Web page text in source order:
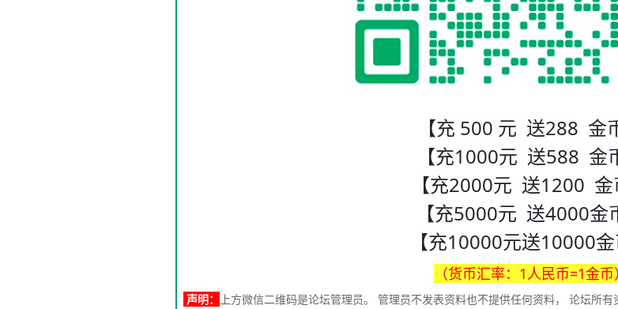
【充 500 元 送288 金
【充1000元 送588 金
【充2000元 送1200 金
【充5000元 送4000金
【充10000元送10000金
（货币汇率：1人民币=1金币）
声明： 上方微信二维码是论坛管理员。 管理员不发表资料也不提供任何资料， 论坛所